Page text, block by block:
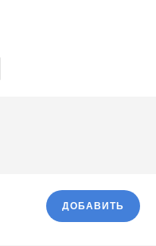
ДОБАВИТЬ